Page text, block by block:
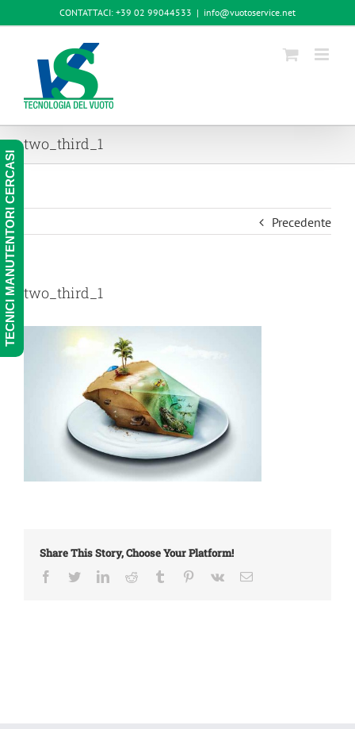
al
CONTATTACI: +39 02 99044533 | info@vuotoservice.net
two_third_1
Precedente
two_third_1
Share This Story, Choose Your Platform!
Facebook
TwitterLinkedInReddit Tumblr Pinterest
Vk Email
TECNICI MANUTENTORI CERCASI